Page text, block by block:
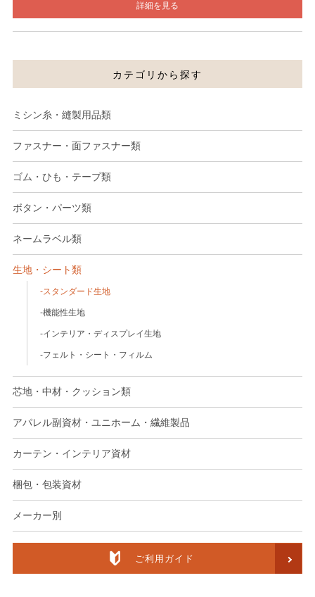
カテゴリから探す
ミシン糸・縫製用品類
ファスナー・面ファスナー類
ゴム・ひも・テープ類
ボタン・パーツ類
ネームラベル類
生地・シート類
スタンダード生地
機能性生地
インテリア・ディスプレイ生地
フェルト・シート・フィルム
芯地・中材・クッション類
アパレル副資材・ユニホーム・繊維製品
カーテン・インテリア資材
梱包・包装資材
メーカー別
ご利用ガイド
詳細を見る